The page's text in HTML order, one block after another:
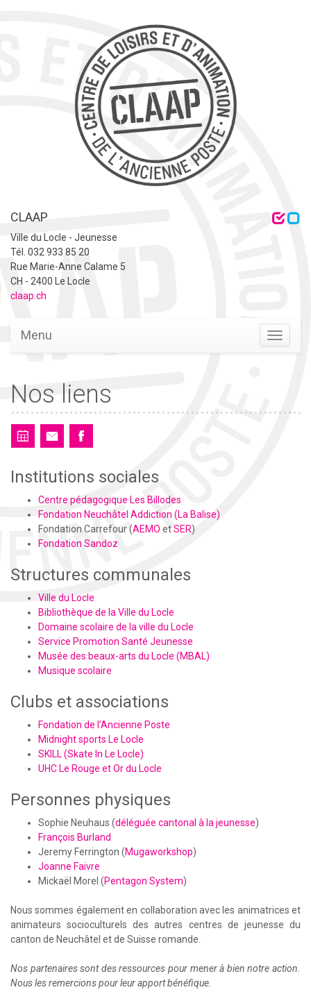
CLAAP
Ville du Locle - Jeunesse
Tél. 032 933 85 20
Rue Marie-Anne Calame 5
CH - 2400 Le Locle
claap.ch
Menu
Nos liens
Institutions sociales
Centre pédagogique Les Billodes
Fondation Neuchâtel Addiction (La Balise)
Fondation Carrefour (AEMO etSER)
Fondation Sandoz
Structures communales
Ville du Locle
Bibliothèque de la Ville du Locle
Domaine scolaire de la ville du Locle
Service Promotion Santé Jeunesse
Musée des beaux-arts du Locle (MBAL)
Musique scolaire
Clubs et associations
Fondation de l’Ancienne Poste
Midnight sports Le Locle
SKILL (Skate In Le Locle)
UHC Le Rouge et Or du Locle
Personnes physiques
Sophie Neuhaus (déléguée cantonal à la jeunesse)
François Burland
Jeremy Ferrington (Mugaworkshop)
Joanne Faivre
Mickaël Morel (Pentagon System)
Nous sommes également en collaboration avec les animatrices et
animateurs socioculturels des autres centres de jeunesse du
canton de Neuchâtel et de Suisse romande.
Nos partenaires sont des ressources pour mener à bien notre action.
Nous les remercions pour leur apport bénéfique.